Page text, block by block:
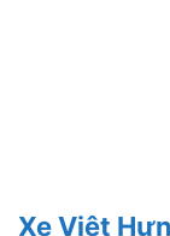
Xe Việt